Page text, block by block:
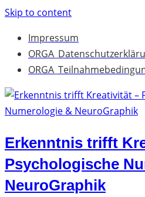
Skip to content
Impressum
Erkenntnis trifft
Psychologische
NeuroGraphik